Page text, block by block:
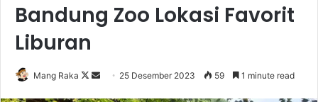
Bandung Zoo Lokasi Favorit
Liburan
Mang Raka
Follow
Send 25 Desember 2023 59 1 minute read